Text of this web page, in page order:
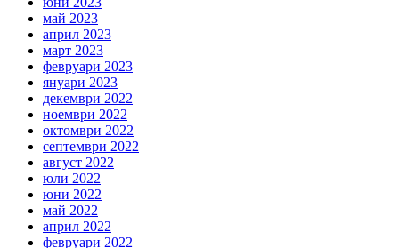
май 2023
април 2023
март 2023
февруари 2023
януари 2023
декември 2022
ноември 2022
октомври 2022
септември 2022
август 2022
юли 2022
юни 2022
май 2022
април 2022
февруари 2022